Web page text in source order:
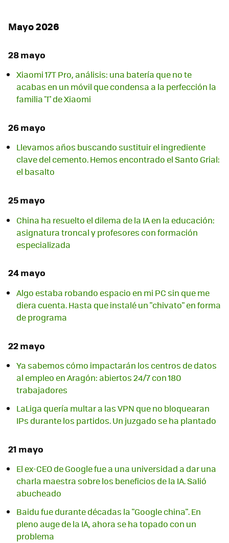
Mayo 2026
28 mayo
Xiaomi 17T Pro, análisis: una batería que no te
acabas en un móvil que condensa a la perfección la
familia 'T' de Xiaomi
26 mayo
Llevamos años buscando sustituir el ingrediente
clave del cemento. Hemos encontrado el Santo Grial:
el basalto
25 mayo
China ha resuelto el dilema de la IA en la educación:
asignatura troncal y profesores con formación
especializada
24 mayo
Algo estaba robando espacio en mi PC sin que me
diera cuenta. Hasta que instalé un "chivato" en forma
de programa
22 mayo
Ya sabemos cómo impactarán los centros de datos
al empleo en Aragón: abiertos 24/7 con 180
trabajadores
LaLiga quería multar a las VPN que no bloquearan
IPs durante los partidos. Un juzgado se ha plantado
21 mayo
El ex-CEO de Google fue a una universidad a dar una
charla maestra sobre los beneficios de la IA. Salió
abucheado
Baidu fue durante décadas la "Google china". En
pleno auge de la IA, ahora se ha topado con un
problema